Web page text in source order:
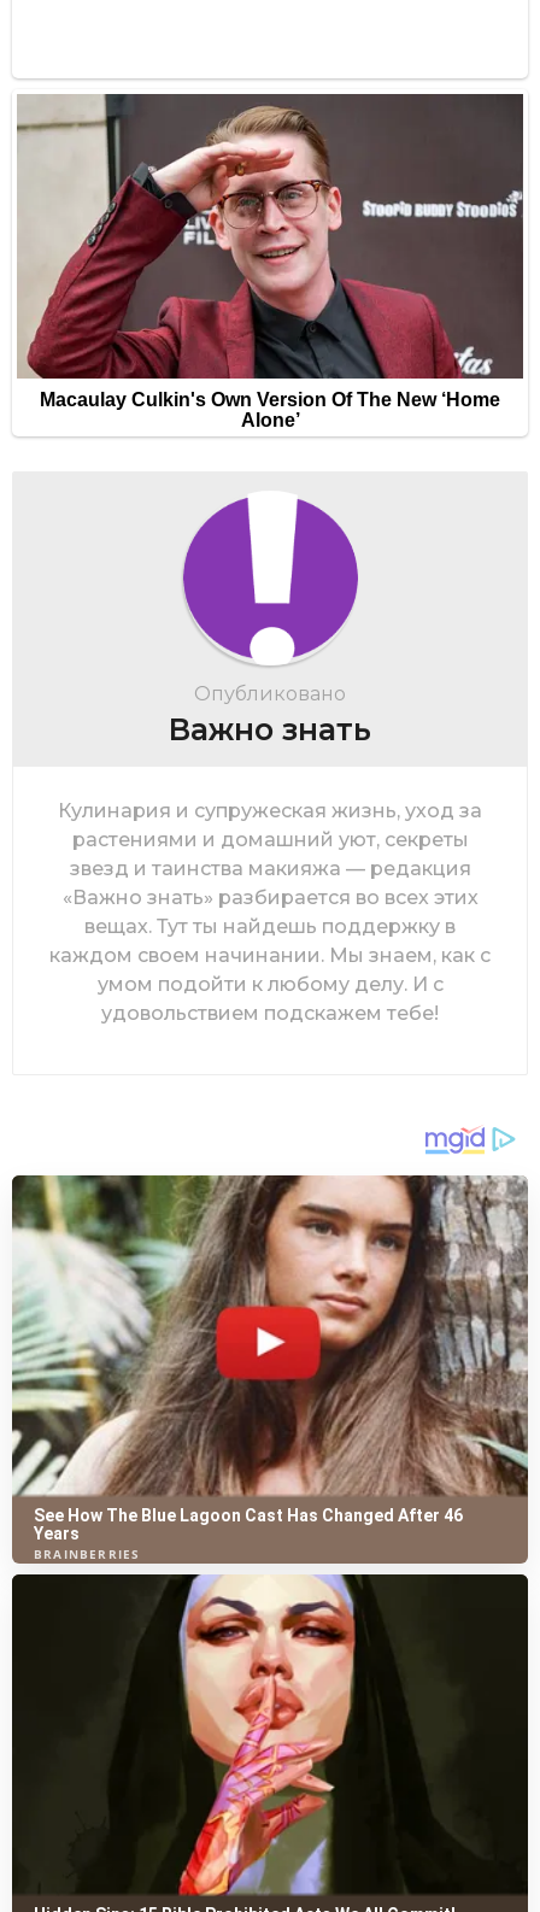
Опубликовано
Важно знать
Кулинария и супружеская жизнь, уход за
растениями и домашний уют, секреты
звезд и таинства макияжа — редакция
«Важно знать» разбирается во всех этих
вещах. Тут ты найдешь поддержку в
каждом своем начинании. Мы знаем, как с
умом подойти к любому делу. И с
удовольствием подскажем тебе!